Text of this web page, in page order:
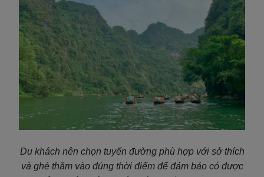
Du khách nên chọn tuyến đường phù hợp với sở thích
và ghé thăm vào đúng thời điểm để đảm bảo có được